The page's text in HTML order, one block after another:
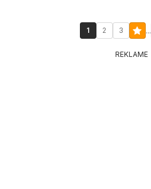
1 2 3 ...
REKLAME